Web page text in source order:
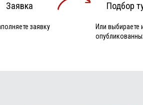
Заявка
заявку
Подбор
Или выбираете